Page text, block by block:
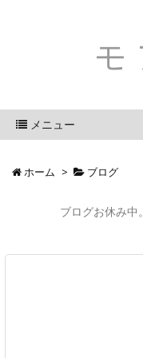
モ
メニュー
ホーム > ブログ
ブログお休み